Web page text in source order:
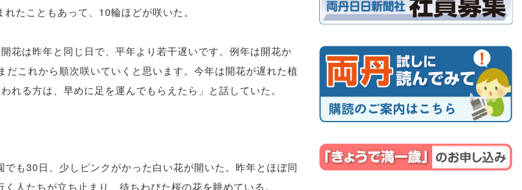
たこともあって、10輪ほどが咲いた。
花は昨年と同じ日で、平年より若干遅いです。例年は開花か
これから順次咲いていくと思います。今年は開花が遅れた植
る方は、早めに足を運んでもらえたら」と話していた。
も30日、少しピンクがかった白い花が開いた。昨年とほぼ同
人たちが立ち止まり、待ちわびた桜の花を眺めている。